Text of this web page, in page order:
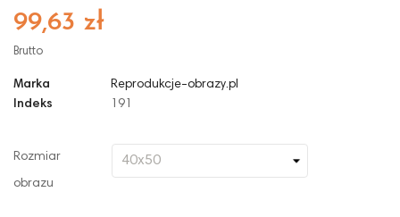
99,63 zł
Brutto
Marka
Reprodukcje-obrazy.pl
Indeks
191
Rozmiar
obrazu